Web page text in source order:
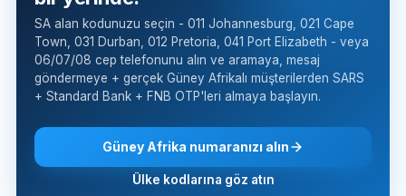
SA alan kodunuzu seçin - 011 Johannesburg, 021 Cape
Town, 031 Durban, 012 Pretoria, 041 Port Elizabeth - veya
06/07/08 cep telefonunu alın ve aramaya, mesaj
göndermeye + gerçek Güney Afrikalı müşterilerden SARS
+ Standard Bank + FNB OTP'leri almaya başlayın.
Güney Afrika numaranızı alın
Ülke kodlarına göz atın